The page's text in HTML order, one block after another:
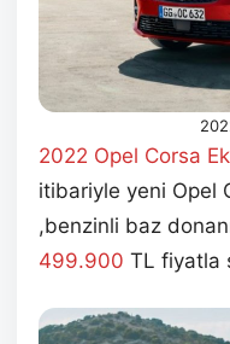
2022 Opel Corsa
itibariyle yeni Opel
,benzinli baz
499.900 TL fiyatla